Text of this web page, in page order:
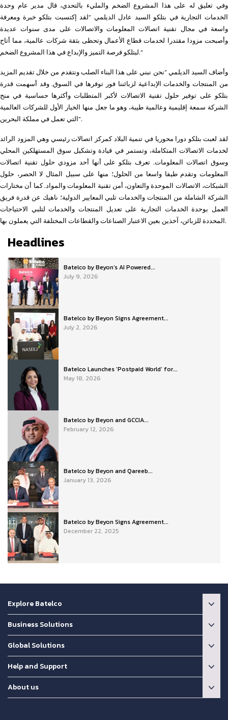
وفي تعليق له على هذا المشروع الضخم والمليء بالتحدي، قال مدير عام وحدة
الخدمات التجارية في بتلكو السيد عادل الديلمي “لقد إكتسبت بتلكو خبرة ومعرفة
واسعة في مجال تقنية اتصالات المعلومات والاتصالات على مدى سنوات عديدة
وأصبحت مزودا مقتدرا لخدمات قطاع الأعمال وتحظى بثقة شركات عالمية، مما أتاح
لبتلكو فرصة التميز والإبداع في هذا المشروع الضخم.”
وأضاف السيد الديلمي “نحن نبني على هذا البناء الصلب ونتقدم من خلال تقديم المزيد
من المنتجات والخدمات الإبداعية لزبائننا فور توفرها في السوق. وقد أسهمت قدرة
بتلكو على توفير حلول تقنية الاتصالات لأكبر المتطلبات وأكثرها حساسية في منح
الشركة سمعة إقليمية وعالمية طيبة، وهو ما جعل منها الخيار الأول للشركات العالمية
التي تعمل في مملكة البحرين”.
لقد لعبت بتلكو دورا محوريا في تنمية البلاد كمركز اتصالات رئيسي وهي المزود الرائد
لخدمات الاتصالات المتكاملة، وتستمر في قيادة وتشكيل سوق المستهلكين المحلي
وسوق اتصالات المعلومات. تعرف بتلكو على أنها أحد مزودي حلول تقنية اتصالات
المعلومات وتقدم طيفا واسعا من الحلول؛ منها على سبيل المثال لا الحصر، حلول
الشبكات، الاتصالات الموحدة والتعاون، أمن تقنية المعلومات والمواد. كما أن مختارات
الشركة الشاملة من المنتجات والخدمات تلبي المعايير الدولية؛ ناهيك عن قدرة فريق
العمل بوحدة الخدمات التجارية على تعديل المنتجات والخدمات لتلبي الاحتياجات
المحددة للزبائن، آخذين بعين الاعتبار الصناعات والقطاعات المختلفة التي يعملون بها.
Headlines
Batelco by Beyon’s AI Powered...
July 9, 2026
Batelco by Beyon Signs Agreement...
July 2, 2026
Batelco Launches ‘Postpaid World’ for...
May 18, 2026
Batelco by Beyon and GCCIA...
February 12, 2026
Batelco by Beyon and Qareeb...
January 13, 2026
Batelco by Beyon Signs Agreement...
December 22, 2025
Explore Batelco
Business Solutions
Global Solutions
Help and Support
About us